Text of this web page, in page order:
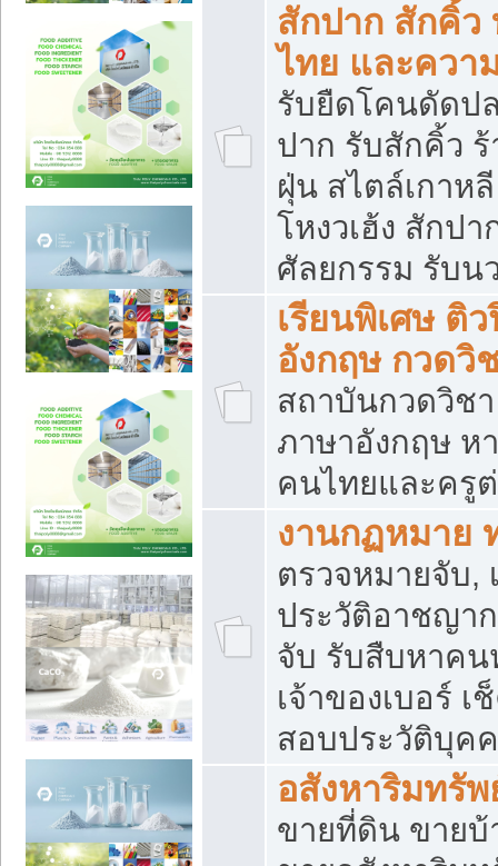
สักปาก สักคิ้
ไทย และควา
รับยืดโคนดัดป
ปาก รับสักคิ้ว
ฝุ่น สไตล์เกาห
โหงวเฮ้ง สักป
ศัลยกรรม รับน
เรียนพิเศษ ติ
อังกฤษ กวดวิ
สถาบันกวดวิช
ภาษาอังกฤษ ห
คนไทยและครู
งานกฏหมาย
ตรวจหมายจับ,
ประวัติอาชญา
จับ รับสืบหาคน
เจ้าของเบอร์
สอบประวัติบุค
อสังหาริมทรัพ
ขายที่ดิน ขายบ้